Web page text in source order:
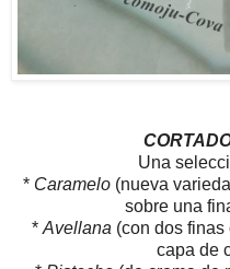
Una
* Caramelo(nueva
sobre una
* Avellana (con dos
capa de